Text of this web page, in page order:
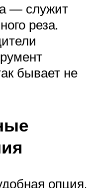
— служит
реза.
бывает не
опция,